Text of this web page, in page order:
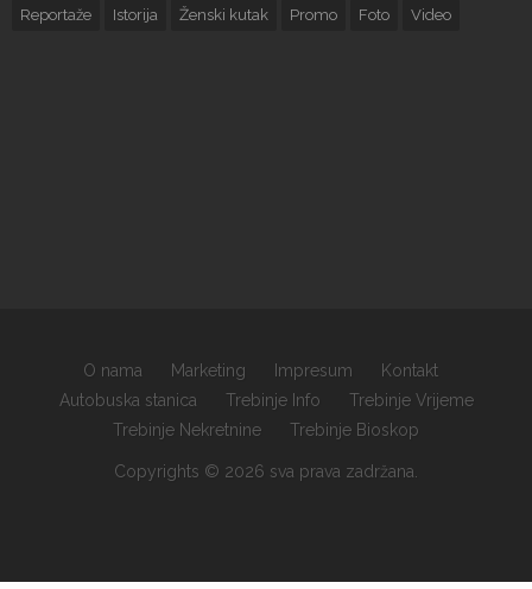
Reportaže Istorija Ženski kutak Promo Foto Video
O nama Marketing Impresum
Kontakt
Autobuska stanica
Trebinje Info
Trebinje Vrijeme
Trebinje Nekretnine
Trebinje Bioskop
Copyrights © 2026 sva prava zadržana.